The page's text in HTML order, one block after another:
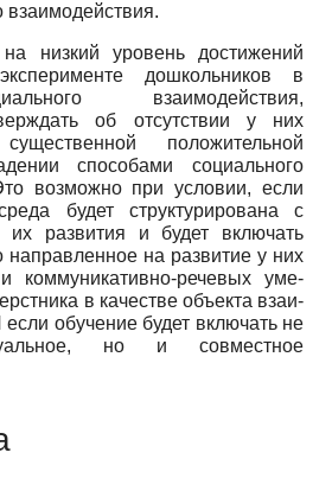
взаимодействия.
низкий уровень достижений
дошкольников в
взаимодействия,
об отсутствии у них
положительной
способами со­циального
возможно при усло­вии, если
будет структурирова­на с
их развития и будет включать
на развитие у них
коммуникативно-речевых уме­
в качестве объекта взаи­
обучение будет включать не
но и совместное